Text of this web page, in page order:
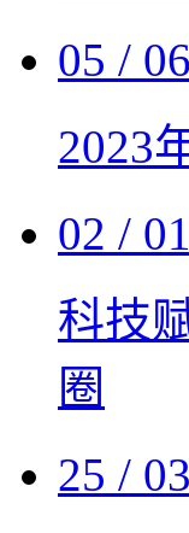
05 /
2023
02 /
科技
圈
25 /